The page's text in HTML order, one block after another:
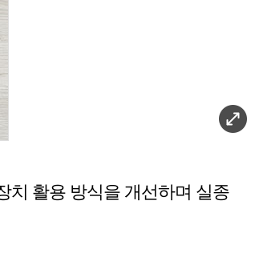
치 활용 방식을 개선하며 실종